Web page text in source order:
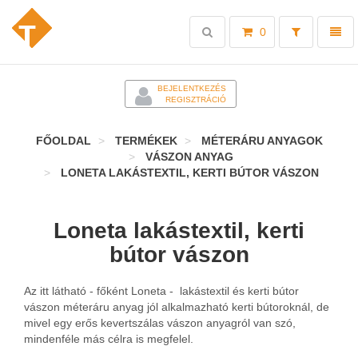
Toggle
0
Toggle
search
BEJELENTKEZÉS
REGISZTRÁCIÓ
FŐOLDAL TERMÉKEK
MÉTERÁRU ANYAGOK
VÁSZON ANYAG
LONETA LAKÁSTEXTIL, KERTI BÚTOR VÁSZON
Loneta lakástextil, kerti
bútor vászon
Az itt látható - főként Loneta - lakástextil és kerti bútor
vászon méteráru anyag jól alkalmazható kerti bútoroknál, de
mivel egy erős kevertszálas vászon anyagról van szó,
mindenféle más célra is megfelel.